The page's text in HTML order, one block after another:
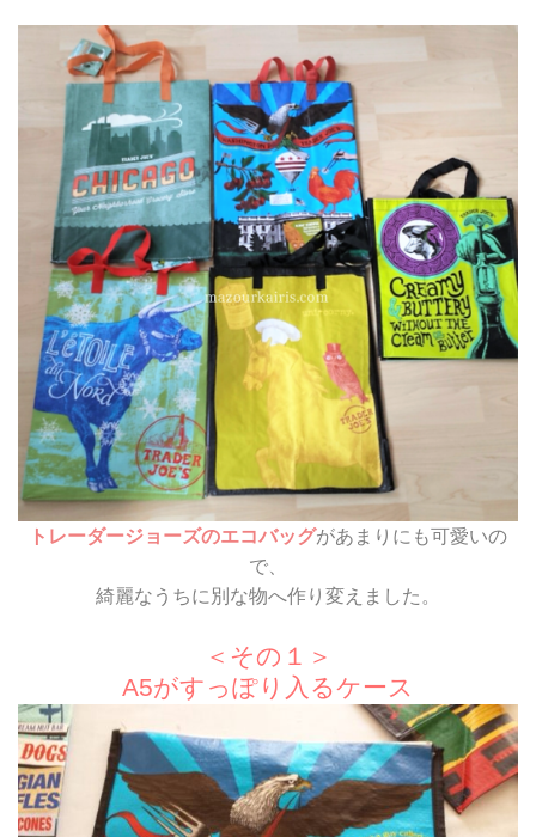
トレーダージョーズのエコバッグがあまりにも可愛いの
で、
綺麗なうちに別な物へ作り変えました。
＜その１＞
A5がすっぽり入るケース